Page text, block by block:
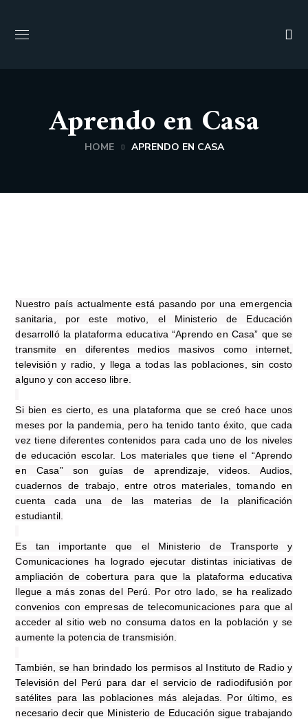
Aprendo en Casa
HOME APRENDO EN CASA
Nuestro país actualmente está pasando por una emergencia
sanitaria, por este motivo, el Ministerio de Educación
desarrolló la plataforma educativa “Aprendo en Casa” que se
transmite en diferentes medios masivos como internet,
televisión y radio, y llega a todas las poblaciones, sin costo
alguno y con acceso libre.
Si bien es cierto, es una plataforma que se creó hace unos
meses por la pandemia, pero ha tenido tanto éxito, que cada
vez tiene diferentes contenidos para cada uno de los niveles
de educación escolar. Los materiales que tiene el “Aprendo
en Casa” son guías de aprendizaje, videos. Audios,
cuadernos de trabajo, entre otros materiales, tomando en
cuenta cada una de las materias de la planificación
estudiantil.
Es tan importante que el Ministerio de Transporte y
Comunicaciones ha logrado ejecutar distintas iniciativas de
ampliación de cobertura para que la plataforma educativa
llegue a más zonas del Perú. Por otro lado, se ha realizado
convenios con empresas de telecomunicaciones para que al
acceder al sitio web no consuma datos en la población y se
aumente la potencia de transmisión.
También, se han brindado los permisos al Instituto de Radio y
Televisión del Perú para dar el servicio de radiodifusión por
satélites para las poblaciones más alejadas. Por último, es
necesario decir que Ministerio de Educación sigue trabajando